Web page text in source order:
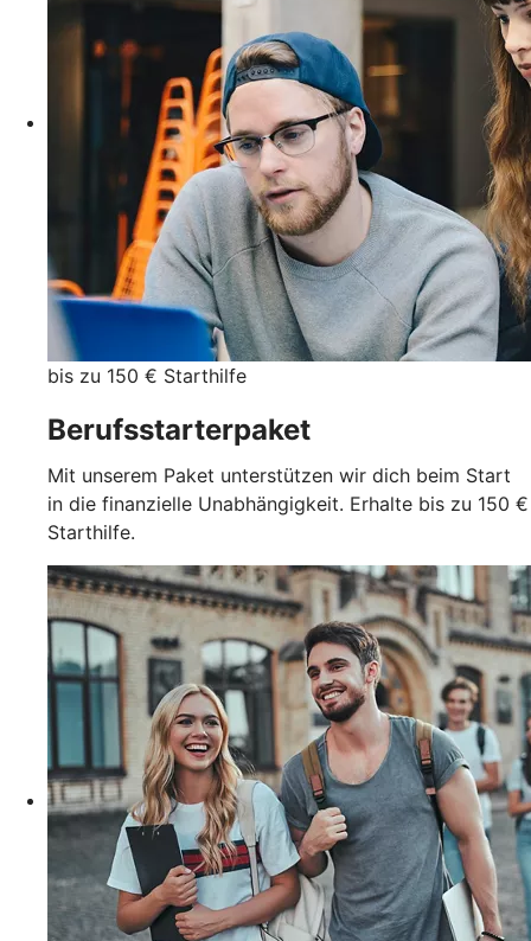
bis zu 150 € Starthilfe
Berufsstarterpaket
Mit unserem Paket unterstützen wir dich beim Start
in die finanzielle Unabhängigkeit. Erhalte bis zu 150 €
Starthilfe.